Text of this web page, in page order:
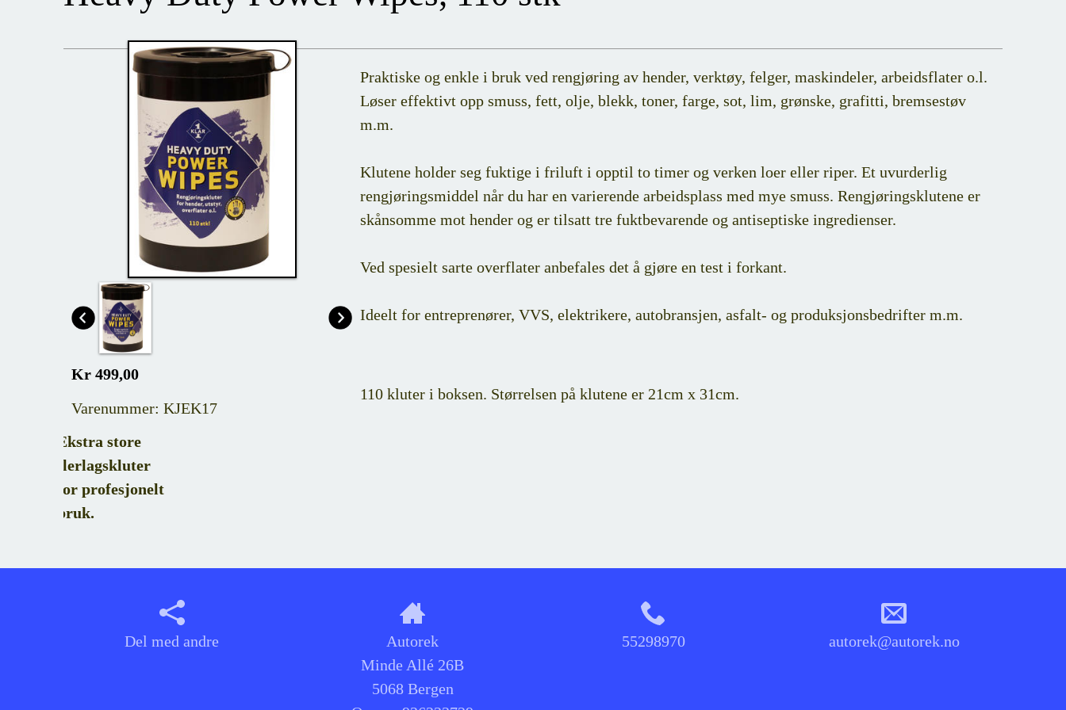
Kr 499,00
Varenummer: KJEK17
Ekstra store
flerlagskluter
for profesjonelt
bruk.
Praktiske og enkle i bruk ved rengjøring av hender, verktøy, felger, maskindeler, arbeidsflater o.l.
Løser effektivt opp smuss, fett, olje, blekk, toner, farge, sot, lim, grønske, grafitti, bremsestøv
m.m.
Klutene holder seg fuktige i friluft i opptil to timer og verken loer eller riper. Et uvurderlig
rengjøringsmiddel når du har en varierende arbeidsplass med mye smuss. Rengjøringsklutene er
skånsomme mot hender og er tilsatt tre fuktbevarende og antiseptiske ingredienser.
Ved spesielt sarte overflater anbefales det å gjøre en test i forkant.
Ideelt for entreprenører, VVS, elektrikere, autobransjen, asfalt- og produksjonsbedrifter m.m.
110 kluter i boksen. Størrelsen på klutene er 21cm x 31cm.
Del med andre
Autorek
Minde Allé 26B
5068 Bergen
55298970 autorek@autorek.no